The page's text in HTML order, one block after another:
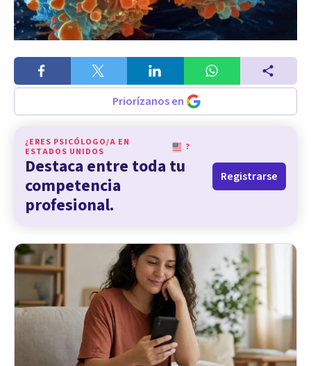
Priorízanos en
¿ERES PSICÓLOGO/A EN
ESTADOS UNIDOS
?
Destaca entre toda tu
competencia
profesional.
Registrarse